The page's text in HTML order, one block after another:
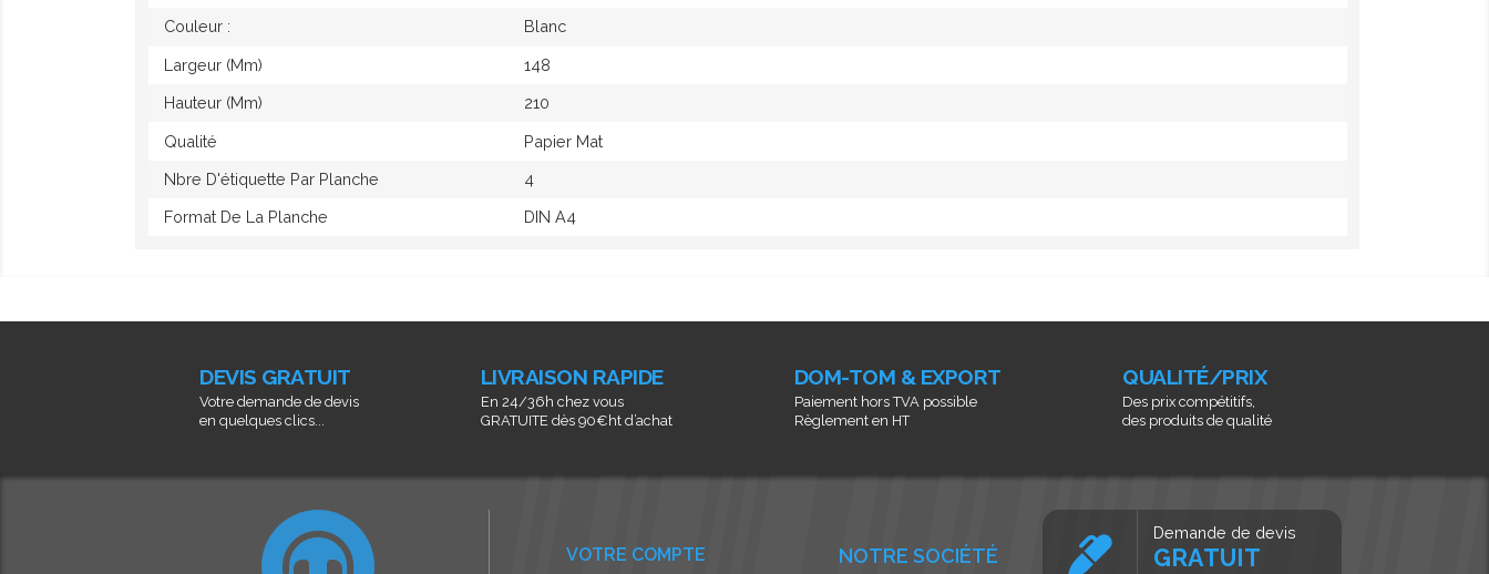
Couleur : Blanc
Largeur (mm) 148
Hauteur (mm) 210
Qualité Papier Mat
Nbre D'étiquette Par Planche 4
Format De La Planche DIN A4
DEVIS GRATUIT
Votre demande de devis
en quelques clics...
LIVRAISON RAPIDE
En 24/36h chez vous
GRATUITE dès 90€ht d’achat
DOM-TOM & EXPORT
Paiement hors TVA possible
Règlement en HT
QUALITÉ/PRIX
Des prix compétitifs,
des produits de qualité
NOTRE SOCIÉTÉ
VOTRE COMPTE
Demande de devis
GRATUIT